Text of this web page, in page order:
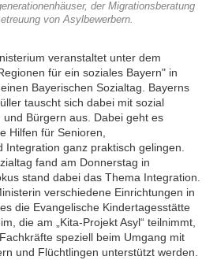
der Migrationsberatung
von Asylbewerbern.
veranstaltet unter dem
für ein soziales Bayern" in
Bayerischen Sozialtag. Bayerns
tauscht sich dabei mit sozial
Bürgern aus. Dabei geht es
Hilfen für Senioren,
Integration ganz praktisch gelingen.
fand am Donnerstag in
stand dabei das Thema Integration.
verschiedene Einrichtungen in
die Evangelische Kindertagesstätte
die am „Kita-Projekt Asyl“ teilnimmt,
speziell beim Umgang mit
und Flüchtlingen unterstützt werden.